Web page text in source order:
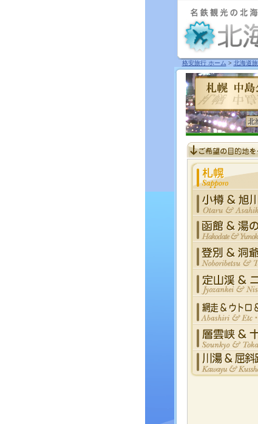
格安旅行 ホーム > 北海道